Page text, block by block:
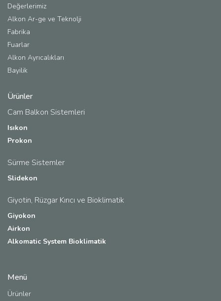
Değerlerimiz
Alkon Ar-ge ve Teknolji
Fabrika
Fuarlar
Alkon Ayrıcalıkları
Bayilik
Ürünler
Cam Balkon Sistemleri
Isıkon
Prokon
Sürme Sistemler
Slidekon
Giyotin, Rüzgar Kırıcı ve Bioklimatik
Giyokon
Airkon
Alkomatic System Bioklimatik
Menü
Ürünler